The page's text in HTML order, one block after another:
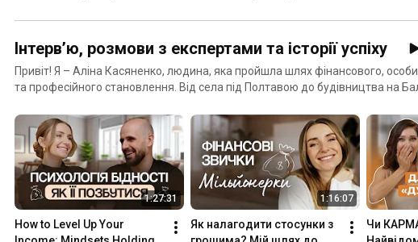
Інтервʼю, розмови з експертами та історії успіху
Привіт! Я – Аліна Касяненко, людина, яка пройшла шлях фінансового,
та професійного становлення. Від села під Полтавою до будівництва на
трансформаційних програм "Стан процвітання", "Цілісність" та "Level up". Тут цікаві інтерв'ю,
де ми підіймаємо важливі питання нашого життя: про заробіток, як
курси, мрії та реалізацію, про роботу, стосунки, волонтерство та енергію і
1:27:31
How to Level Up Your
1:16:07
Як налагодити стосунки з
Чи